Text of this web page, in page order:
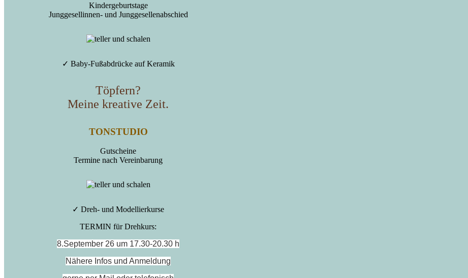
Kindergeburtstage
Junggesellinnen- und Junggesellenabschied
✓ Baby-Fußabdrücke auf Keramik
Töpfern?
Meine kreative Zeit.
TONSTUDIO
Gutscheine
Termine nach Vereinbarung
✓ Dreh- und Modellierkurse
TERMIN für Drehkurs:
8.September 26 um 17.30-20.30 h
Nähere Infos und Anmeldung